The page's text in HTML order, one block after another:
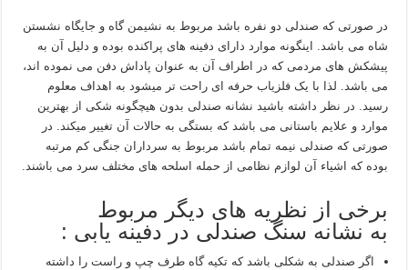
در صورتی که صندلی دو نفره باشد مربوط به نشیمن گاه و جایگاه نشستن
شاه می باشد. اینگونه موارد دارای دفینه های پراکنده بوده و دلیل آن به
پیشکش های مردمی که در اطراف آن به عنوان پاداش دفن می نموده اند،
می باشد. لذا با یک فلزیاب حرفه ای راحت تر میشود به اهداف معلوم
رسید. در نظر داشته باشید نشانه صندلی بدون هیچگونه شکی از بهترین
موارد و علایم باستانی می باشد که بستگی به حالات آن تغییر میکند. در
صورتی که صندلی نیمه تمام باشد مربوط به سرداران جنگی کم مرتبه
بوده که اشیاء آن لوازم نظامی از حمله اسلحه های مختلف سرد می باشند.
برخی از نظریه های دیگر مربوط
به نشانه سنگ صندلی در دفینه یابی :
اگر صندلی به شکلی باشد که تکیه گاه طرف چپ و راست را داشته